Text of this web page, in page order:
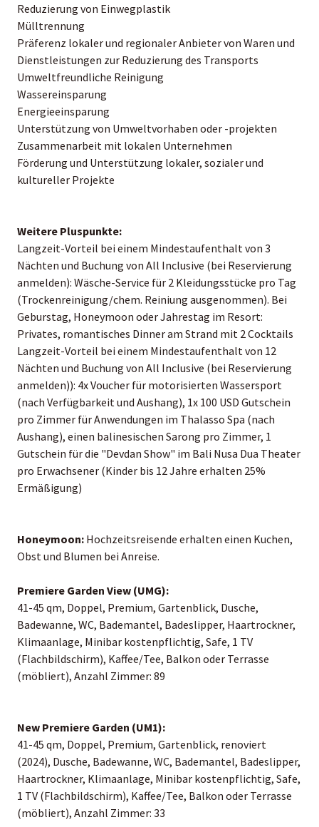
Reduzierung von Einwegplastik
Mülltrennung
Präferenz lokaler und regionaler Anbieter von Waren und
Dienstleistungen zur Reduzierung des Transports
Umweltfreundliche Reinigung
Wassereinsparung
Energieeinsparung
Unterstützung von Umweltvorhaben oder -projekten
Zusammenarbeit mit lokalen Unternehmen
Förderung und Unterstützung lokaler, sozialer und
kultureller Projekte
Weitere Pluspunkte:
Langzeit-Vorteil bei einem Mindestaufenthalt von 3
Nächten und Buchung von All Inclusive (bei Reservierung
anmelden): Wäsche-Service für 2 Kleidungsstücke pro Tag
(Trockenreinigung/chem. Reiniung ausgenommen). Bei
Geburstag, Honeymoon oder Jahrestag im Resort:
Privates, romantisches Dinner am Strand mit 2 Cocktails
Langzeit-Vorteil bei einem Mindestaufenthalt von 12
Nächten und Buchung von All Inclusive (bei Reservierung
anmelden)): 4x Voucher für motorisierten Wassersport
(nach Verfügbarkeit und Aushang), 1x 100 USD Gutschein
pro Zimmer für Anwendungen im Thalasso Spa (nach
Aushang), einen balinesischen Sarong pro Zimmer, 1
Gutschein für die "Devdan Show" im Bali Nusa Dua Theater
pro Erwachsener (Kinder bis 12 Jahre erhalten 25%
Ermäßigung)
Honeymoon: Hochzeitsreisende erhalten einen Kuchen,
Obst und Blumen bei Anreise.
Premiere Garden View (UMG):
41-45 qm, Doppel, Premium, Gartenblick, Dusche,
Badewanne, WC, Bademantel, Badeslipper, Haartrockner,
Klimaanlage, Minibar kostenpflichtig, Safe, 1 TV
(Flachbildschirm), Kaffee/Tee, Balkon oder Terrasse
(möbliert), Anzahl Zimmer: 89
New Premiere Garden (UM1):
41-45 qm, Doppel, Premium, Gartenblick, renoviert
(2024), Dusche, Badewanne, WC, Bademantel, Badeslipper,
Haartrockner, Klimaanlage, Minibar kostenpflichtig, Safe,
1 TV (Flachbildschirm), Kaffee/Tee, Balkon oder Terrasse
(möbliert), Anzahl Zimmer: 33